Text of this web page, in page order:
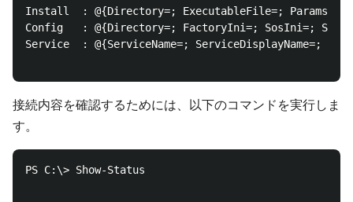
Install  : @{Directory=; ExecutableFile=; Params=;
Config   : @{Directory=; FactoryIni=; SosIni=;
Service  : @{ServiceName=; ServiceDisplayName=;
接続内容を確認するためには、以下のコマンドを実行しま
す。
PS C:\> Show-Status